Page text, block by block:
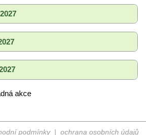
akce
podmínky|ochrana osobních údajů